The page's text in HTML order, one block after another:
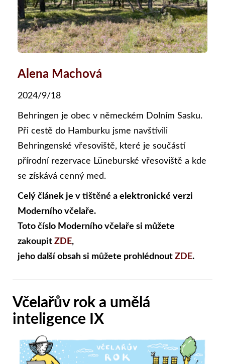
Alena Machová
2024/9/18
Behringen je obec v německém Dolním Sasku.
Při cestě do Hamburku jsme navštívili
Behringenské vřesoviště, které je součástí
přírodní rezervace Lüneburské vřesoviště a kde
se získává cenný med.
Celý článek je v tištěné a elektronické verzi
Moderního včelaře.
Toto číslo Moderního včelaře si můžete
zakoupit ZDE,
jeho další obsah si můžete prohlédnout ZDE.
Včelařův rok a umělá
inteligence IX